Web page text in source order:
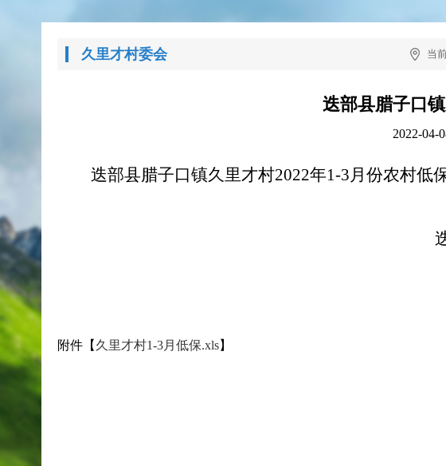
当
久里才村委会
迭部县腊子口
2022-04-
迭部县腊子口镇久里才村2022年1-3月份农村低
附件【 久里才村1-3月低保.xls】